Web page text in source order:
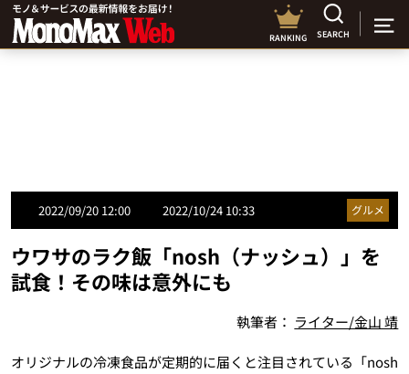
RANKING SEARCH
2022/09/20 12:00 2022/10/24 10:33 グルメ
ウワサのラク飯「nosh（ナッシュ）」を
試食！その味は意外にも
執筆者： ライター/金山 靖
オリジナルの冷凍食品が定期的に届くと注目されている「nosh